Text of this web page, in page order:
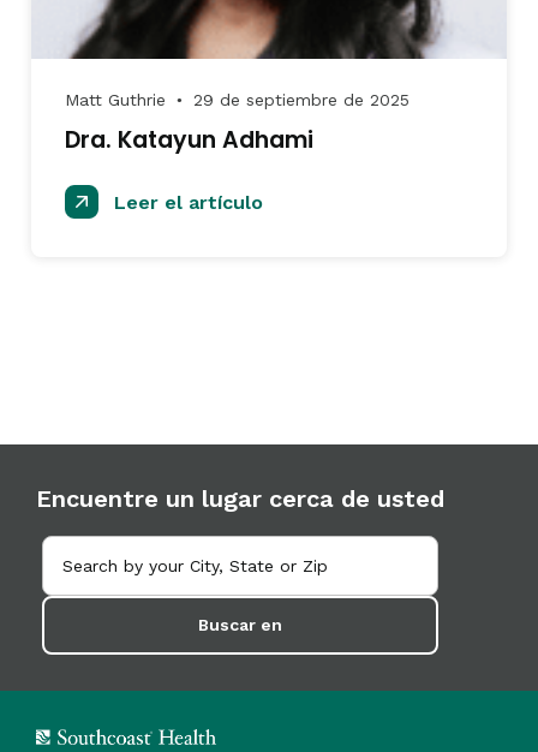
Matt Guthrie ● 29 de septiembre de 2025
Dra. Katayun Adhami
Leer el artículo
Encuentre un lugar cerca de usted
Buscar en